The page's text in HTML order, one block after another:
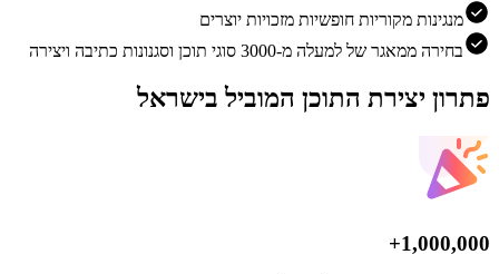
מנגינות מקוריות חופשיות מזכויות יוצרים
בחירה ממאגר של למעלה מ-3000 סוגי תוכן וסגנונות כתיבה ויצירה
פתרון יצירת התוכן המוביל בישראל
1,000,000+